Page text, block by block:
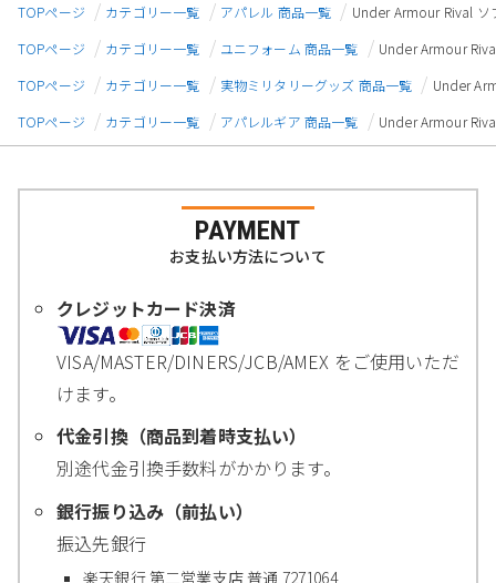
TOPページ
カテゴリー一覧 アパレル 商品一覧
Under Armour Rival ソ
TOPページ
カテゴリー一覧 ユニフォーム 商品一覧
Under Armour
TOPページ
カテゴリー一覧 実物ミリタリーグッズ 商品一覧
Under
TOPページ
カテゴリー一覧 アパレルギア 商品一覧 Under Armour
PAYMENT
お支払い方法について
クレジットカード決済
VISA/MASTER/DINERS/JCB/AMEX をご使用いただ
けます。
代金引換（商品到着時支払い）
別途代金引換手数料がかかります。
銀行振り込み（前払い）
振込先銀行
楽天銀行 第二営業支店 普通 7271064